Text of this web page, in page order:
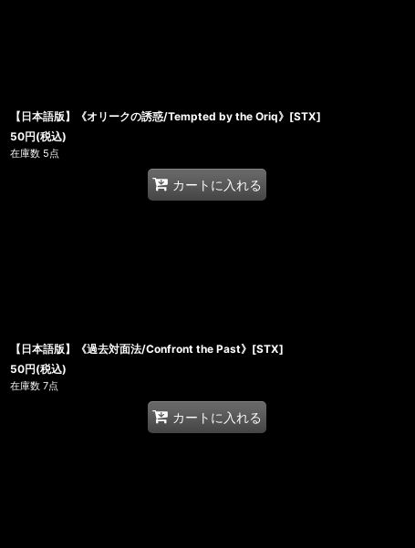
【日本語版】《オリークの誘惑/Tempted by the Oriq》[STX]
50円(税込)
在庫数 5点
カートに入れる
【日本語版】《過去対面法/Confront the Past》[STX]
50円(税込)
在庫数 7点
カートに入れる